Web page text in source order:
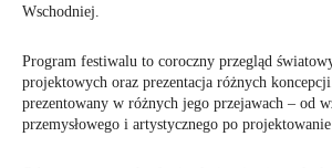
Wschodniej.
Program festiwalu to coroczny przegląd
projektowych oraz prezentacja różnych
prezentowany w różnych jego przejawach – od
przemysłowego i artystycznego po